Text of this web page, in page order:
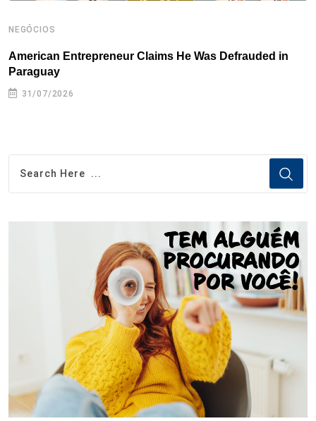
NEGÓCIOS
American Entrepreneur Claims He Was Defrauded in
Paraguay
31/07/2026